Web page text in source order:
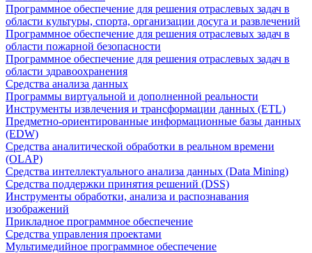
Программное обеспечение для решения отраслевых задач в
области культуры, спорта, организации досуга и развлечений
Программное обеспечение для решения отраслевых задач в
области пожарной безопасности
Программное обеспечение для решения отраслевых задач в
области здравоохранения
Средства анализа данных
Программы виртуальной и дополненной реальности
Инструменты извлечения и трансформации данных (ETL)
Предметно-ориентированные информационные базы данных
(EDW)
Средства аналитической обработки в реальном времени
(OLAP)
Средства интеллектуального анализа данных (Data Mining)
Средства поддержки принятия решений (DSS)
Инструменты обработки, анализа и распознавания
изображений
Прикладное программное обеспечение
Средства управления проектами
Мультимедийное программное обеспечение